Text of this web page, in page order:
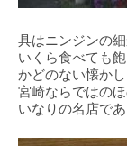
具はニンジンの
いくら食べても
かどのない懐か
宮崎ならではの
いなりの名店であ